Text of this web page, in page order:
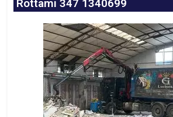
Rottami 347 1340699